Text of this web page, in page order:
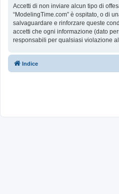
Accetti di non inviare alcun tipo di
“ModelingTime.com” è ospitato, o di
salvaguardare e rinforzare queste
accetti che ogni informazione (dato
responsabili per qualsiasi violazione
Indice